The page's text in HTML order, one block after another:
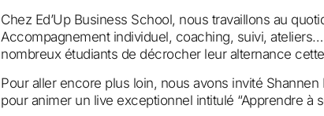
Chez Ed’Up Business School, nous travaillons au
Accompagnement individuel, coaching, suivi,
nombreux étudiants de décrocher leur alternance
Pour aller encore plus loin, nous avons invité
pour animer un live exceptionnel intitulé “Apprendre à